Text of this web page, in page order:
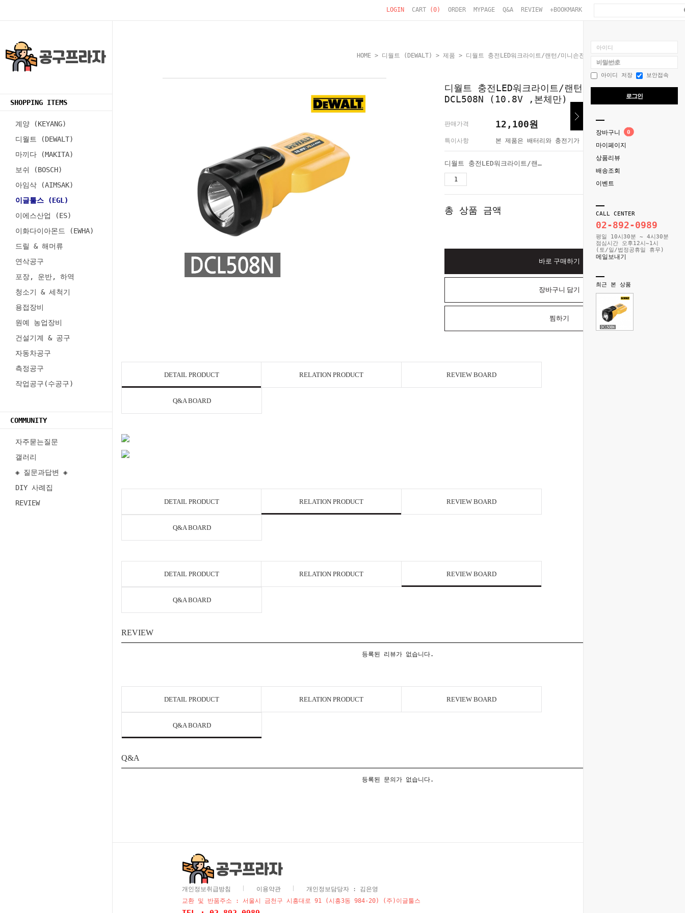
LOGIN CART (0) ORDER MYPAGE Q&A REVIEW +BOOKMARK
SHOPPING ITEMS
계양 (KEYANG)
디월트 (DEWALT)
마끼다 (MAKITA)
보쉬 (BOSCH)
아임삭 (AIMSAK)
이글툴스 (EGL)
이에스산업 (ES)
이화다이아몬드 (EWHA)
드릴 & 해머류
연삭공구
포장, 운반, 하역
청소기 & 세척기
용접장비
원예 농업장비
건설기계 & 공구
자동차공구
측정공구
작업공구(수공구)
COMMUNITY
자주묻는질문
갤러리
◈ 질문과답변 ◈
DIY 사례집
REVIEW
아이디
비밀번호
아이디 저장
보안접속
로그인
장바구니 0
마이페이지
상품리뷰
배송조회
이벤트
CALL CENTER
02-892-0989
평일 10시30분 ~ 4시30분
점심시간 오후12시~1시
(토/일/법정공휴일 휴무)
메일보내기
최근 본 상품
HOME > 디월트 (DEWALT) > 제품 > 디월트 충전LED워크라이트/랜턴/미니손전등 DCL508N (10.8V ,본체만)
디월트 충전LED워크라이트/랜턴/미니손전등
DCL508N (10.8V ,본체만)
판매가격 12,100원
특이사항 본 제품은 배터리와 충전기가 없는 본체 단품입니다.
디월트 충전LED워크라이트/랜턴/미니손전등 DCL508N (10.8V ,본체만)
총 상품 금액 12,100
바로 구매하기
장바구니 담기
찜하기
DETAIL PRODUCT RELATION PRODUCT REVIEW BOARD
Q&A BOARD
DETAIL PRODUCT RELATION PRODUCT REVIEW BOARD
Q&A BOARD
DETAIL PRODUCT RELATION PRODUCT REVIEW BOARD
Q&A BOARD
REVIEW
등록된 리뷰가 없습니다.
DETAIL PRODUCT RELATION PRODUCT REVIEW BOARD
Q&A BOARD
Q&A
등록된 문의가 없습니다.
개인정보취급방침 이용약관
개인정보담당자 : 김은영
교환 및 반품주소 : 서울시 금천구 시흥대로 91 (시흥3동 984-20) (주)이글툴스